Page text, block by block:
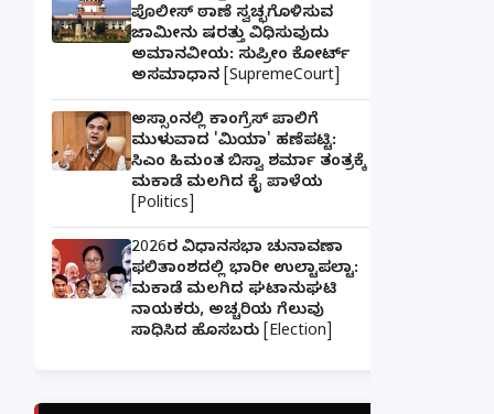
ಪೊಲೀಸ್ ಠಾಣೆ ಸ್ವಚ್ಛಗೊಳಿಸುವ
ಜಾಮೀನು ಷರತ್ತು ವಿಧಿಸುವುದು
ಅಮಾನವೀಯ: ಸುಪ್ರೀಂ ಕೋರ್ಟ್
ಅಸಮಾಧಾನ [SupremeCourt]
ಅಸ್ಸಾಂನಲ್ಲಿ ಕಾಂಗ್ರೆಸ್ ಪಾಲಿಗೆ
ಮುಳುವಾದ 'ಮಿಯಾ' ಹಣೆಪಟ್ಟಿ:
ಸಿಎಂ ಹಿಮಂತ ಬಿಸ್ವಾ ಶರ್ಮಾ ತಂತ್ರಕ್ಕೆ
ಮಕಾಡೆ ಮಲಗಿದ ಕೈ ಪಾಳೆಯ
[Politics]
2026ರ ವಿಧಾನಸಭಾ ಚುನಾವಣಾ
ಫಲಿತಾಂಶದಲ್ಲಿ ಭಾರೀ ಉಲ್ಟಾಪಲ್ಟಾ:
ಮಕಾಡೆ ಮಲಗಿದ ಘಟಾನುಘಟಿ
ನಾಯಕರು, ಅಚ್ಚರಿಯ ಗೆಲುವು
ಸಾಧಿಸಿದ ಹೊಸಬರು [Election]